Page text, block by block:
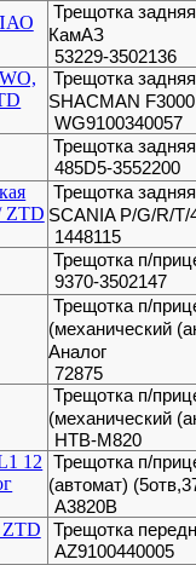
Трещотка
КамАЗ
53229-3502136
Трещотка
SHACMAN
WG9100340057
Трещотка
485D5-3552200
Трещотка
SCANIA P/G/R/
1448115
Трещотка п/
9370-3502147
Трещотка п/
(механический
Аналог
72875
Трещотка п/
(механический
HTB-M820
Трещотка п/
(автомат)
А3820В
Трещотка
AZ9100440005